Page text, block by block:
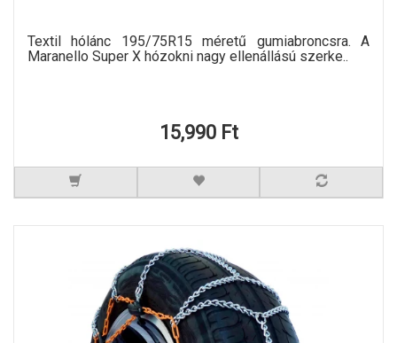
Textil hólánc 195/75R15 méretű gumiabroncsra. A
Maranello Super X hózokni nagy ellenállású szerke..
15,990 Ft